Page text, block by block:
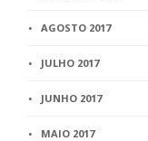
AGOSTO 2017
JULHO 2017
JUNHO 2017
MAIO 2017